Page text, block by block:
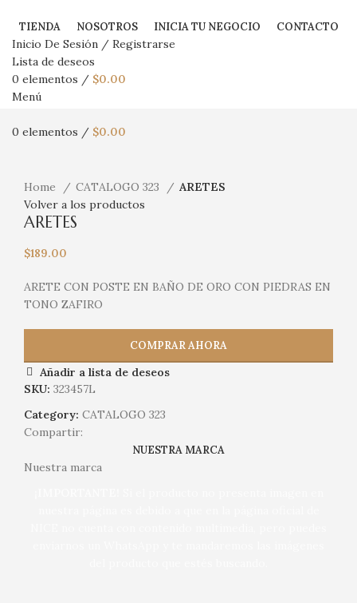
TIENDA NOSOTROS INICIA TU NEGOCIO CONTACTO
Inicio De Sesión / Registrarse
Lista de deseos
0 elementos / $0.00
Menú
0 elementos / $0.00
Home
CATALOGO 323
ARETES
Volver a los productos
ARETES
$189.00
ARETE CON POSTE EN BAÑO DE ORO CON PIEDRAS EN
TONO ZAFIRO
COMPRAR AHORA
Añadir a lista de deseos
SKU: 323457L
Category: CATALOGO 323
Compartir:
NUESTRA MARCA
Nuestra marca